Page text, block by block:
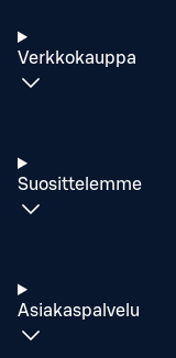
Verkkokauppa
Suosittelemme
Asiakaspalvelu